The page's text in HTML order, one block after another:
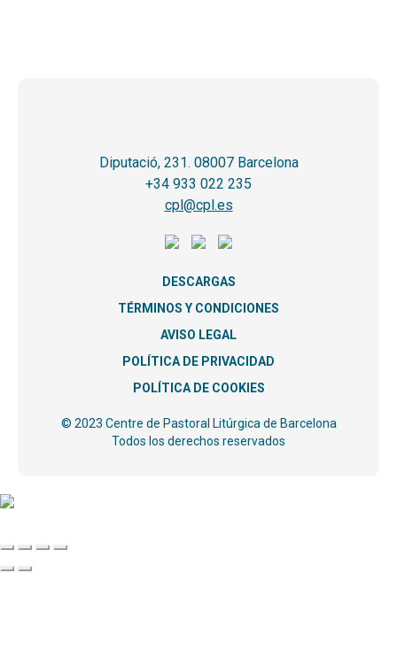
Diputació, 231. 08007 Barcelona
+34 933 022 235
cpl@cpl.es
DESCARGAS
TÉRMINOS Y CONDICIONES
AVISO LEGAL
POLÍTICA DE PRIVACIDAD
POLÍTICA DE COOKIES
© 2023 Centre de Pastoral Litúrgica de Barcelona
Todos los derechos reservados